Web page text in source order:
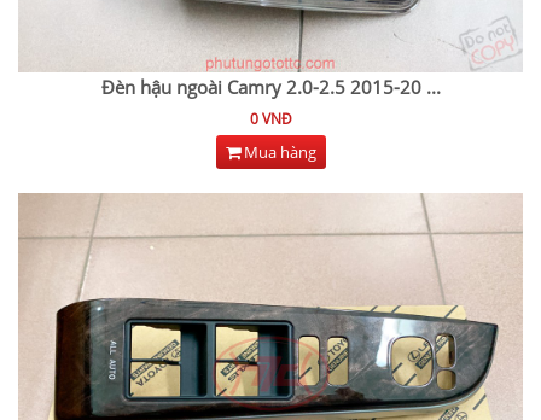
Đèn hậu ngoài Camry 2.0-2.5 2015-20...
0 VNĐ
Mua hàng